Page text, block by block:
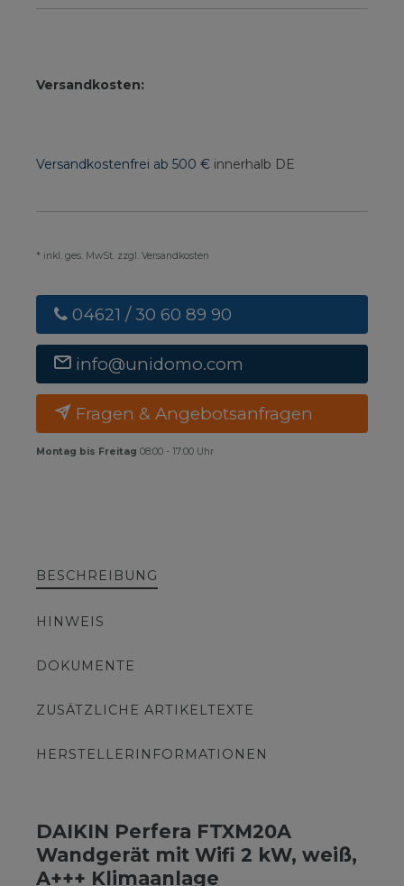
Versandkosten:
Versandkostenfrei ab 500 € innerhalb DE
* inkl. ges. MwSt. zzgl. Versandkosten
04621 / 30 60 89 90
info@unidomo.com
Fragen & Angebotsanfragen
Montag bis Freitag 08:00 - 17:00 Uhr
BESCHREIBUNG
HINWEIS
DOKUMENTE
ZUSÄTZLICHE ARTIKELTEXTE
HERSTELLERINFORMATIONEN
DAIKIN Perfera FTXM20A
Wandgerät mit Wifi 2 kW, weiß,
A+++ Klimaanlage